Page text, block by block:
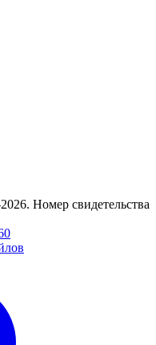
Номер свидетельства